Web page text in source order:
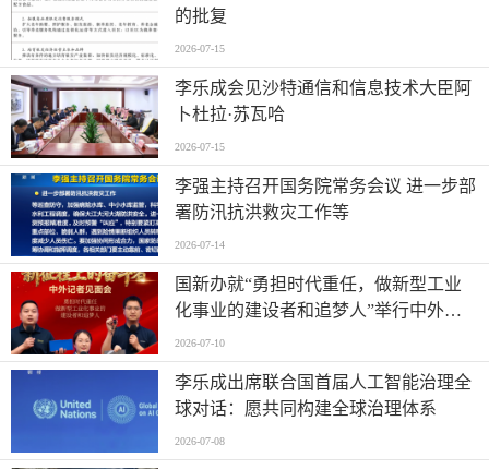
的批复
2026-07-15
李乐成会见沙特通信和信息技术大臣阿
卜杜拉·苏瓦哈
2026-07-15
李强主持召开国务院常务会议 进一步部
署防汛抗洪救灾工作等
2026-07-14
国新办就“勇担时代重任，做新型工业
化事业的建设者和追梦人”举行中外记
者见面会
2026-07-10
李乐成出席联合国首届人工智能治理全
球对话：愿共同构建全球治理体系
2026-07-08